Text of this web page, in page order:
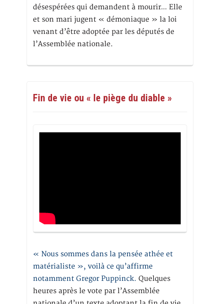
désespérées qui demandent à mourir… Elle
et son mari jugent « démoniaque » la loi
venant d’être adoptée par les députés de
l’Assemblée nationale.
Fin de vie ou « le piège du diable »
« Nous sommes dans la pensée athée et
matérialiste », voilà ce qu’affirme
notamment Gregor Puppinck. Quelques
heures après le vote par l’Assemblée